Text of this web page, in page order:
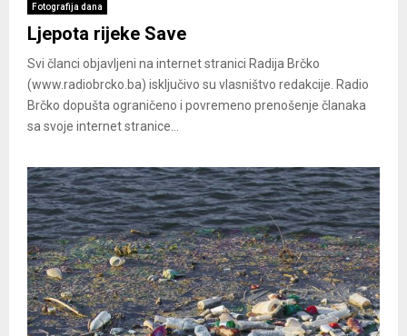
Fotografija dana
Ljepota rijeke Save
Svi članci objavljeni na internet stranici Radija Brčko
(www.radiobrcko.ba) isključivo su vlasništvo redakcije. Radio
Brčko dopušta ograničeno i povremeno prenošenje članaka
sa svoje internet stranice...